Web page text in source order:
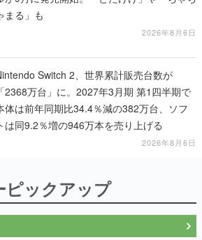
まる」も
2026年8月6日
Switch 2、世界累計販売台数が
「2368万台」に。2027年3月期 第1四半期で
体は前年同期比34.4％減の382万台、ソフ
は同9.2％増の946万本を売り上げる
2026年8月6日
ピックアップ